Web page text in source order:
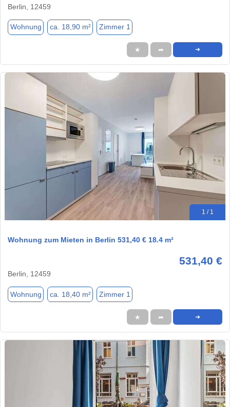
Berlin, 12459
Wohnung ca. 18,90 m² Zimmer 1
★ ➦ ➜
1 / 1
Wohnung zum Mieten in Berlin 531,40 € 18.4 m²
531,40 €
Berlin, 12459
Wohnung ca. 18,40 m² Zimmer 1
★ ➦ ➜